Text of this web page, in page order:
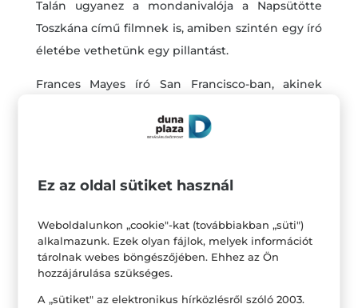
Talán ugyanez a mondanivalója a Napsütötte
Toszkána című filmnek is, amiben szintén egy író
életébe vethetünk egy pillantást.
Frances Mayes író San Francisco-ban, akinek
alatt omlik össze, mikor kiderül, hogy férje
teszi Frances-t, aki végül Olaszországba utazik
feledni.
Hirtelen ötlettől vezérelve vásárol egy villát
Cortonában, aminek a felújítását fura lengyel
bevándorlókra bízza. Közben sorra ismerkedik
Ez az oldal sütiket használ
Weboldalunkon „cookie"-kat (továbbiakban „süti")
alkalmazunk. Ezek olyan fájlok, melyek információt
tárolnak webes böngészőjében. Ehhez az Ön
hozzájárulása szükséges.
A „sütiket" az elektronikus hírközlésről szóló 2003.